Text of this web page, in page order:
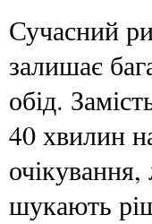
Сучасний
залишає
обід.
40 хвилин
шукають